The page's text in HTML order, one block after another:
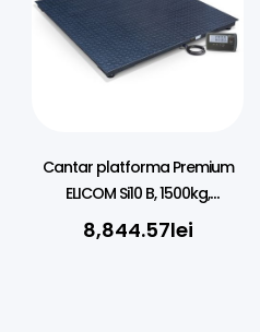
Cantar platforma Premium
ELICOM Si10 B, 1500kg,
2000х1500 , CE-M
8,844.57lei